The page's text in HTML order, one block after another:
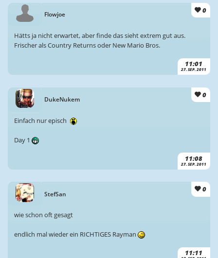
Flowjoe 0
11:01
27. SEP. 2011
Hätts ja nicht erwartet, aber finde das sieht extrem gut aus.
Frischer als Country Returns oder New Mario Bros.
DukeNukem
0
11:08
27. SEP. 2011
Einfach nur episch
Day 1
StefSan
0
11:11
wie schon oft gesagt
endlich mal wieder ein RICHTIGES Rayman